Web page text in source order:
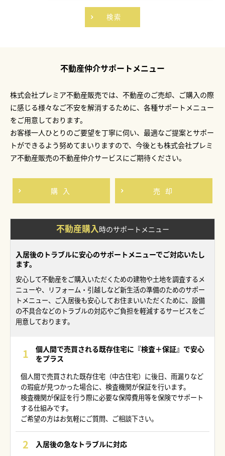
検索
不動産仲介サポートメニュー
株式会社プレミア不動産販売では、不動産のご売却、ご購入の際
に感じる様々なご不安を解消するために、各種サポートメニュー
をご用意しております。
お客様一人ひとりのご要望を丁寧に伺い、最適なご提案とサポー
トができるよう努めてまいりますので、今後とも株式会社プレミ
ア不動産販売の不動産仲介サービスにご期待ください。
購入 売却
不動産購入時のサポートメニュー
入居後のトラブルに安心のサポートメニューでご対応いたし
ます。
安心して不動産をご購入いただくための建物や土地を調査するメ
ニューや、リフォーム・引越しなど新生活の準備のためのサポー
トメニュー、ご入居後も安心してお住まいいただくために、設備
の不具合などのトラブルの対応やご負担を軽減するサービスをご
用意しております。
個人間で売買される既存住宅に『検査＋保証』で安心
をプラス
個人間で売買された既存住宅（中古住宅）に後日、雨漏りなど
の瑕疵が見つかった場合に、検査機関が保証を行います。
検査機関が保証を行う際に必要な保障費用等を保険でサポート
する仕組みです。
ご希望の方はお気軽にご質問、ご相談下さい。
入居後の急なトラブルに対応